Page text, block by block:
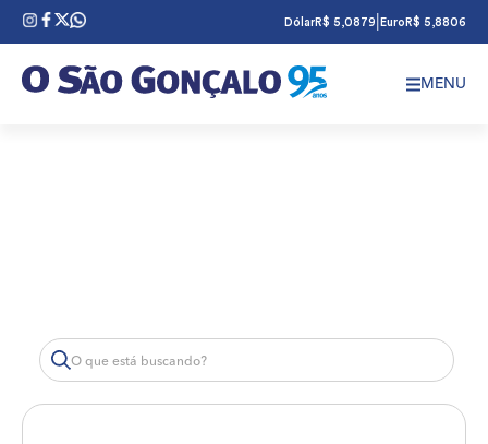
DólarR$ 5,0879 Euro R$ 5,8806
MENU